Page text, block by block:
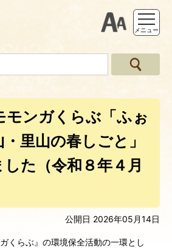
支援ツー
メニュー
モンガくらぶ「ふぉ
里山の春しごと」
た（令和８年４月
公開日 2026年05月14日
くらぶ』の環境保全活動の一環とし